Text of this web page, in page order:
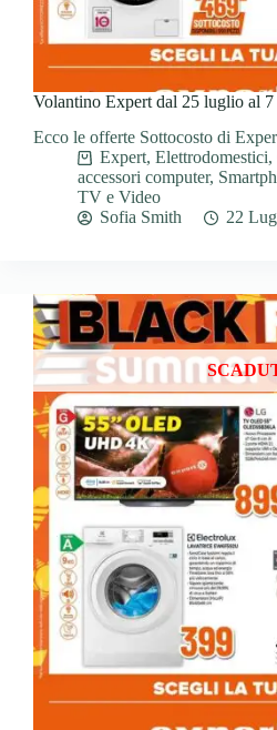
Volantino Expert dal 25 luglio al 7
Ecco le offerte Sottocosto di
Expert, Elettrodomestici,
accessori computer,
TV e Video
Sofia Smith
22